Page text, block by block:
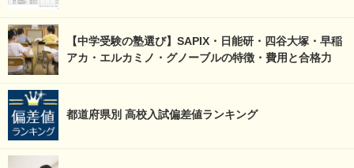
【中学受験の塾選び】SAPIX・日能研・四谷大塚・早稲
アカ・エルカミノ・グノーブルの特徴・費用と合格力
都道府県別 高校入試偏差値ランキング